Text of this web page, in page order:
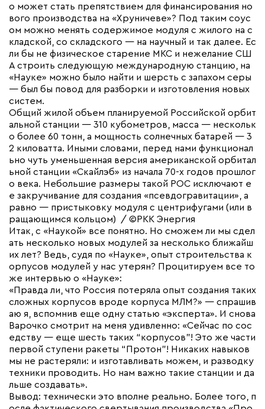
о может стать препятствием для финансирования но
вого производства на «Хруничеве»? Под таким соус
ом можно менять содержимое модуля с жилого на с
кладской, со складского — на научный и так далее. Ес
ли бы не физическое старение МКС и нежелание СШ
А строить следующую международную станцию, на
«Науке» можно было найти и шерсть с запахом серы
— был бы повод для разборки и изготовления новых
систем.
Общий жилой объем планируемой Российской орбит
альной станции — 310 кубометров, масса — нескольк
о более 60 тонн, а мощность солнечных батарей — 3
2 киловатта. Иными словами, перед нами функционал
ьно чуть уменьшенная версия американской орбитал
ьной станции «Скайлэб» из начала 70-х годов прошлог
о века. Небольшие размеры такой РОС исключают е
е закручивание для создания «псевдогравитации», а
равно — пристыковку модуля с центрифугами (или в
ращающимся кольцом) / ©РКК Энергия
Итак, с «Наукой» все понятно. Но сможем ли мы сдел
ать несколько новых модулей за несколько ближайш
их лет? Ведь, судя по «Науке», опыт строительства к
орпусов модулей у нас утерян? Процитируем все то
же интервью о «Науке»:
«Правда ли, что Россия потеряла опыт создания таких
сложных корпусов вроде корпуса МЛМ?» — спрашив
аю я, вспомнив еще одну статью «эксперта». И снова
Варочко смотрит на меня удивленно: «Сейчас по сос
едству — еще шесть таких “корпусов”! Это же части
первой ступени ракеты “Протон”! Никаких навыков
мы не растеряли: и изготавливать можем, и разводку
техники проводить. Но нам важно такие станции и да
льше создавать».
Вывод: технически это вполне реально. Более того, п